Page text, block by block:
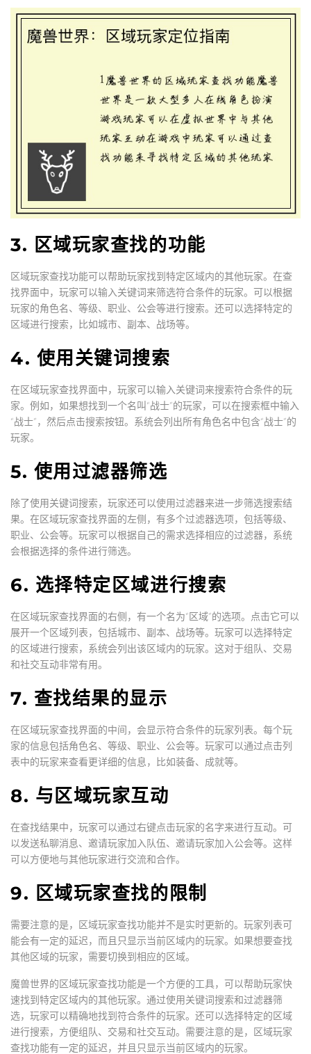
3. 区域玩家查找的功能
区域玩家查找功能可以帮助玩家找到特定区域内的其他玩家。在查
找界面中，玩家可以输入关键词来筛选符合条件的玩家。可以根据
玩家的角色名、等级、职业、公会等进行搜索。还可以选择特定的
区域进行搜索，比如城市、副本、战场等。
4. 使用关键词搜索
在区域玩家查找界面中，玩家可以输入关键词来搜索符合条件的玩
家。例如，如果想找到一个名叫“战士”的玩家，可以在搜索框中输入
“战士”，然后点击搜索按钮。系统会列出所有角色名中包含“战士”的
玩家。
5. 使用过滤器筛选
除了使用关键词搜索，玩家还可以使用过滤器来进一步筛选搜索结
果。在区域玩家查找界面的左侧，有多个过滤器选项，包括等级、
职业、公会等。玩家可以根据自己的需求选择相应的过滤器，系统
会根据选择的条件进行筛选。
6. 选择特定区域进行搜索
在区域玩家查找界面的右侧，有一个名为“区域”的选项。点击它可以
展开一个区域列表，包括城市、副本、战场等。玩家可以选择特定
的区域进行搜索，系统会列出该区域内的玩家。这对于组队、交易
和社交互动非常有用。
7. 查找结果的显示
在区域玩家查找界面的中间，会显示符合条件的玩家列表。每个玩
家的信息包括角色名、等级、职业、公会等。玩家可以通过点击列
表中的玩家来查看更详细的信息，比如装备、成就等。
8. 与区域玩家互动
在查找结果中，玩家可以通过右键点击玩家的名字来进行互动。可
以发送私聊消息、邀请玩家加入队伍、邀请玩家加入公会等。这样
可以方便地与其他玩家进行交流和合作。
9. 区域玩家查找的限制
需要注意的是，区域玩家查找功能并不是实时更新的。玩家列表可
能会有一定的延迟，而且只显示当前区域内的玩家。如果想要查找
其他区域的玩家，需要切换到相应的区域。
魔兽世界的区域玩家查找功能是一个方便的工具，可以帮助玩家快
速找到特定区域内的其他玩家。通过使用关键词搜索和过滤器筛
选，玩家可以精确地找到符合条件的玩家。还可以选择特定的区域
进行搜索，方便组队、交易和社交互动。需要注意的是，区域玩家
查找功能有一定的延迟，并且只显示当前区域内的玩家。